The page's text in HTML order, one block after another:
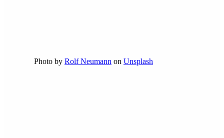
Photo by Rolf Neumann on Unsplash